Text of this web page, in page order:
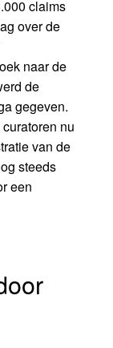
claims
over de
naar de
de
gegeven.
nu
van de
steeds
een